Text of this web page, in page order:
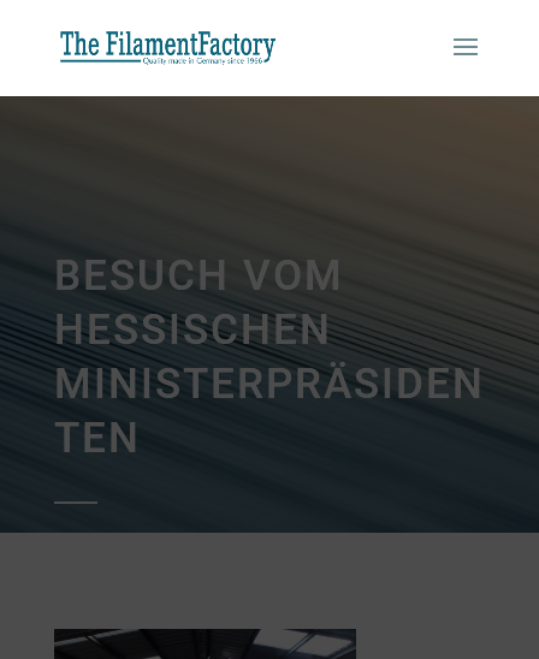
BESUCH VOM
HESSISCHEN
MINISTERPRÄSIDEN
TEN